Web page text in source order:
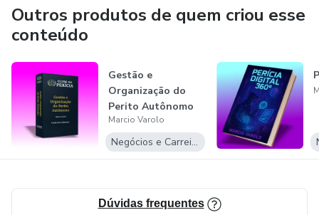
Outros produtos de quem criou esse
conteúdo
Gestão e
Organização do
Perito Autônomo
Marcio Varolo
Negócios e Carreira
Dúvidas frequentes